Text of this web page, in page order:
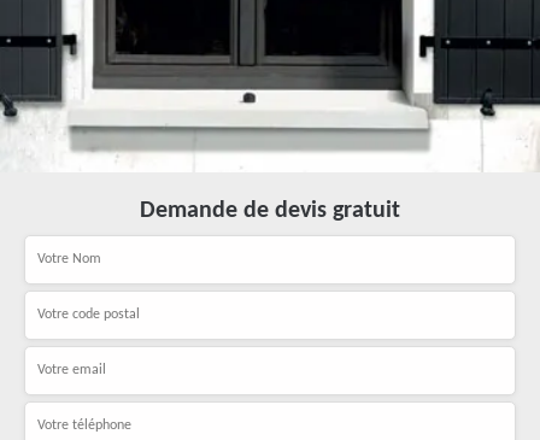
Demande de devis gratuit